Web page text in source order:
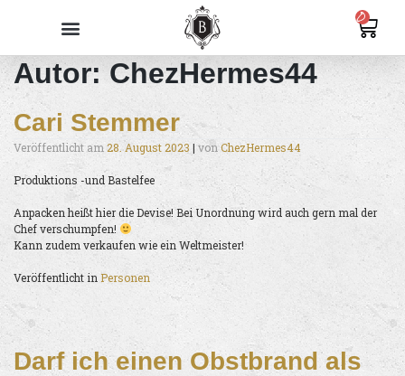
0
Autor:ChezHermes44
Cari Stemmer
Veröffentlicht am 28. August 2023 | vonChezHermes44
Produktions -und Bastelfee
Anpacken heißt hier die Devise! Bei Unordnung wird auch gern mal der
Chef verschumpfen!
Kann zudem verkaufen wie ein Weltmeister!
Veröffentlicht in Personen
Darf ich einen Obstbrand als